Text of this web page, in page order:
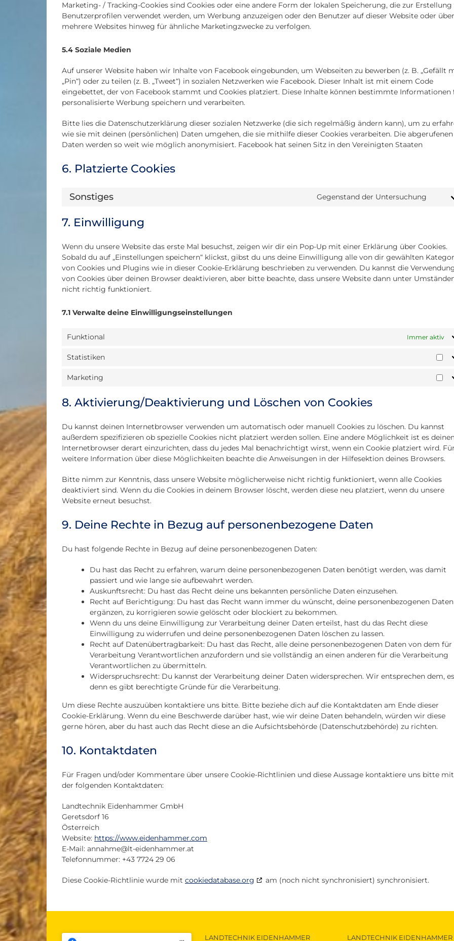
Marketing- / Tracking-Cookies sind Cookies oder eine andere Form der lokalen Speicherung, die zur Erstellung
Benutzerprofilen verwendet werden, um Werbung anzuzeigen oder den Benutzer auf dieser Website oder über
mehrere Websites hinweg für ähnliche Marketingzwecke zu verfolgen.
5.4 Soziale Medien
Auf unserer Website haben wir Inhalte von Facebook eingebunden, um Webseiten zu bewerben (z. B. „Gefällt
„Pin“) oder zu teilen (z. B. „Tweet“) in sozialen Netzwerken wie Facebook. Dieser Inhalt ist mit einem Code
eingebettet, der von Facebook stammt und Cookies platziert. Diese Inhalte können bestimmte Informationen
personalisierte Werbung speichern und verarbeiten.
Bitte lies die Datenschutzerklärung dieser sozialen Netzwerke (die sich regelmäßig ändern kann), um zu
wie sie mit deinen (persönlichen) Daten umgehen, die sie mithilfe dieser Cookies verarbeiten. Die abgerufenen
Daten werden so weit wie möglich anonymisiert. Facebook hat seinen Sitz in den Vereinigten Staaten
6. Platzierte Cookies
Sonstiges Gegenstand der Untersuchung
7. Einwilligung
Wenn du unsere Website das erste Mal besuchst, zeigen wir dir ein Pop-Up mit einer Erklärung über Cookies.
Sobald du auf „Einstellungen speichern“ klickst, gibst du uns deine Einwilligung alle von dir gewählten
von Cookies und Plugins wie in dieser Cookie-Erklärung beschrieben zu verwenden. Du kannst die
von Cookies über deinen Browser deaktivieren, aber bitte beachte, dass unsere Website dann unter
nicht richtig funktioniert.
7.1 Verwalte deine Einwilligungseinstellungen
Funktional Immer aktiv
Statistiken
Marketing
8. Aktivierung/Deaktivierung und Löschen von Cookies
Du kannst deinen Internetbrowser verwenden um automatisch oder manuell Cookies zu löschen. Du kannst
außerdem spezifizieren ob spezielle Cookies nicht platziert werden sollen. Eine andere Möglichkeit ist es
Internetbrowser derart einzurichten, dass du jedes Mal benachrichtigt wirst, wenn ein Cookie platziert wird. Für
weitere Information über diese Möglichkeiten beachte die Anweisungen in der Hilfesektion deines Browsers.
Bitte nimm zur Kenntnis, dass unsere Website möglicherweise nicht richtig funktioniert, wenn alle Cookies
deaktiviert sind. Wenn du die Cookies in deinem Browser löscht, werden diese neu platziert, wenn du unsere
Website erneut besuchst.
9. Deine Rechte in Bezug auf personenbezogene Daten
Du hast folgende Rechte in Bezug auf deine personenbezogenen Daten:
Du hast das Recht zu erfahren, warum deine personenbezogenen Daten benötigt werden, was damit
passiert und wie lange sie aufbewahrt werden.
Auskunftsrecht: Du hast das Recht deine uns bekannten persönliche Daten einzusehen.
Recht auf Berichtigung: Du hast das Recht wann immer du wünscht, deine personenbezogenen
ergänzen, zu korrigieren sowie gelöscht oder blockiert zu bekommen.
Wenn du uns deine Einwilligung zur Verarbeitung deiner Daten erteilst, hast du das Recht diese
Einwilligung zu widerrufen und deine personenbezogenen Daten löschen zu lassen.
Recht auf Datenübertragbarkeit: Du hast das Recht, alle deine personenbezogenen Daten von dem für
Verarbeitung Verantwortlichen anzufordern und sie vollständig an einen anderen für die Verarbeitung
Verantwortlichen zu übermitteln.
Widerspruchsrecht: Du kannst der Verarbeitung deiner Daten widersprechen. Wir entsprechen dem,
denn es gibt berechtigte Gründe für die Verarbeitung.
Um diese Rechte auszuüben kontaktiere uns bitte. Bitte beziehe dich auf die Kontaktdaten am Ende dieser
Cookie-Erklärung. Wenn du eine Beschwerde darüber hast, wie wir deine Daten behandeln, würden wir diese
gerne hören, aber du hast auch das Recht diese an die Aufsichtsbehörde (Datenschutzbehörde) zu richten.
10. Kontaktdaten
Für Fragen und/oder Kommentare über unsere Cookie-Richtlinien und diese Aussage kontaktiere uns bitte
der folgenden Kontaktdaten:
Landtechnik Eidenhammer GmbH
Geretsdorf 16
Österreich
Website: https://www.eidenhammer.com
E-Mail: annahme@lt-eidenhammer.at
Telefonnummer: +43 7724 29 06
Diese Cookie-Richtlinie wurde mit cookiedatabase.org am (noch nicht synchronisiert) synchronisiert.
LANDTECHNIK EIDENHAMMER LANDTECHNIK EIDENHAMMER